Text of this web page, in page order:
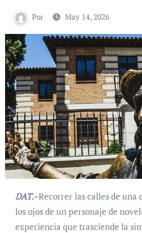
Por May 14, 2026
DAT.-Recorrer las calles de una
los ojos de un personaje de
experiencia que trasciende la